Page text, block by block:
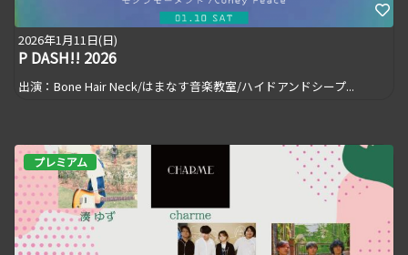
2026年1月11日(日)
P DASH!! 2026
出演：Bone Hair Neck/はまなす音楽教室/ハイドアンドシープ...
プレミアム